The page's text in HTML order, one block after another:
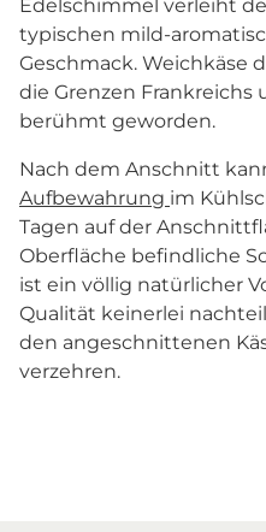
Edelschimmel verleiht
typischen mild-
Geschmack. Weichkäse
die Grenzen Frankreichs
berühmt geworden.
Nach dem Anschnitt
Aufbewahrung im
Tagen auf der
Oberfläche befindliche
ist ein völlig natürlicher
Qualität keinerlei
den angeschnittenen
verzehren.